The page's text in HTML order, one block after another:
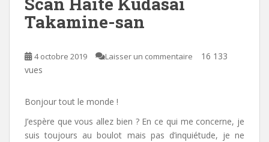
Takamine-san
4 octobre 2019 Laisser un commentaire
16 133
vues
Bonjour tout le monde !
J’espère que vous allez bien ? En ce qui me concerne, je
suis toujours au boulot mais pas d’inquiétude, je ne